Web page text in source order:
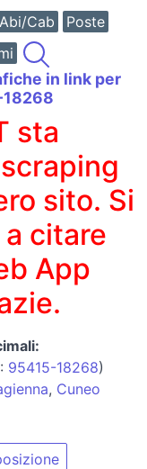
Abi/Cab
Poste
in link per
18268
sta
sito. Si
citare
App
: 95415-18268)
, Cuneo